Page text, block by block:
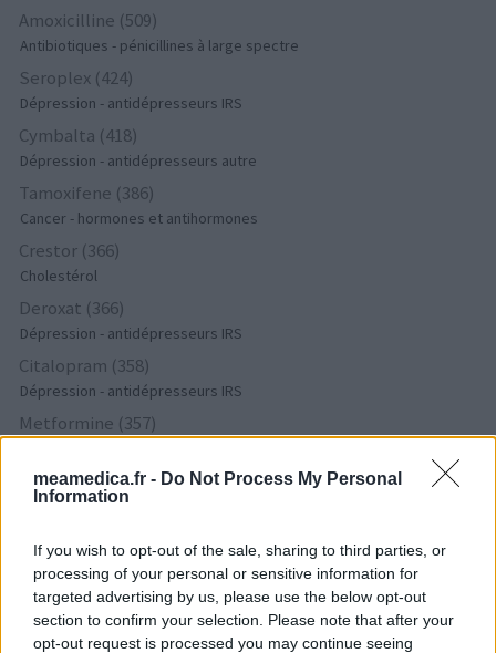
meamedica.fr - Do Not Process My Personal
Information
If you wish to opt-out of the sale, sharing to third parties, or
processing of your personal or sensitive information for
targeted advertising by us, please use the below opt-out
section to confirm your selection. Please note that after your
opt-out request is processed you may continue seeing
Amoxicilline (509)
Antibiotiques - pénicillines à large spectre
Seroplex (424)
Dépression - antidépresseurs IRS
Cymbalta (418)
Dépression - antidépresseurs autre
Tamoxifene (386)
Cancer - hormones et antihormones
Crestor (366)
Cholestérol
Deroxat (366)
Dépression - antidépresseurs IRS
Citalopram (358)
Dépression - antidépresseurs IRS
Metformine (357)
Pyostacine (311)
Antibiotiques - autre
Tension artérielle - beta bloquant
Tahor (299)
Cholestérol